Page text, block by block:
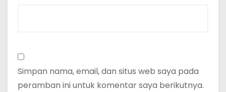
Simpan nama, email, dan situs web saya pada
peramban ini untuk komentar saya berikutnya.